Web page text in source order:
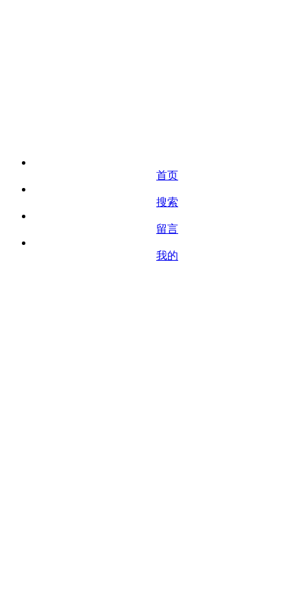
首页
搜索
留言
我的